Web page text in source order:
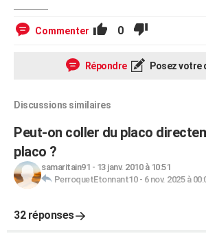
Commenter 0
Répondre Posez votre
Discussions similaires
Peut-on coller du placo
placo ?
samaritain91 - 13 janv. 2010 à 10:51
PerroquetEtonnant10- 6 nov. 2025 à
32 réponses